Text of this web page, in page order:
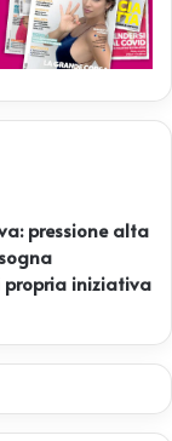
pressione alta
propria iniziativa